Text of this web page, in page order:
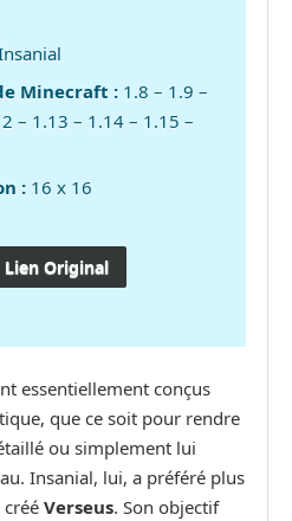
Minecraft : 1.8 – 1.9 –
– 1.13 – 1.14 – 1.15 –
: 16 x 16
Lien Original
essentiellement conçus
que ce soit pour rendre
ou simplement lui
Insanial, lui, a préféré plus
Verseus. Son objectif